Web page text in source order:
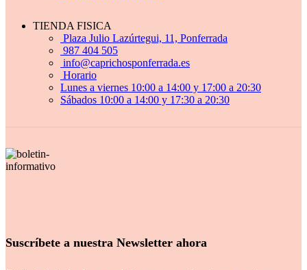
TIENDA FISICA
Plaza Julio Lazúrtegui, 11, Ponferrada
987 404 505
info@caprichosponferrada.es
Horario
Lunes a viernes 10:00 a 14:00 y 17:00 a 20:30
Sábados 10:00 a 14:00 y 17:30 a 20:30
Suscríbete a nuestra Newsletter ahora